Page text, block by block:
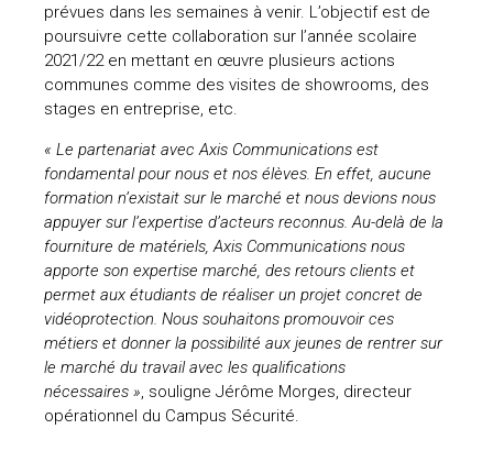
prévues dans les semaines à venir. L’objectif est de
poursuivre cette collaboration sur l’année scolaire
2021/22 en mettant en œuvre plusieurs actions
communes comme des visites de showrooms, des
stages en entreprise, etc.
« Le partenariat avec Axis Communications est
fondamental pour nous et nos élèves. En effet, aucune
formation n’existait sur le marché et nous devions nous
appuyer sur l’expertise d’acteurs reconnus. Au-delà de la
fourniture de matériels, Axis Communications nous
apporte son expertise marché, des retours clients et
permet aux étudiants de réaliser un projet concret de
vidéoprotection. Nous souhaitons promouvoir ces
métiers et donner la possibilité aux jeunes de rentrer sur
le marché du travail avec les qualifications
nécessaires » , souligne Jérôme Morges, directeur
opérationnel du Campus Sécurité.